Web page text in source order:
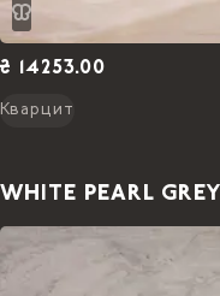
₴ 14253.00
Кварцит
WHITE PEARL GREY